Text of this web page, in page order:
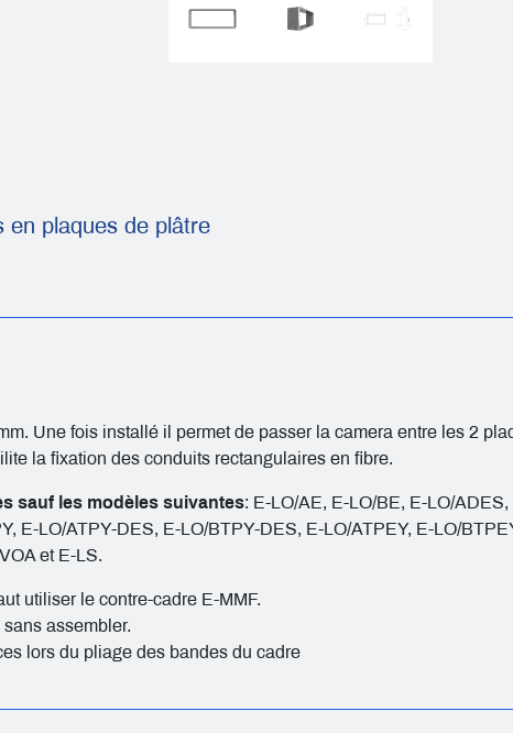
en plaques de plâtre
Une fois installé il permet de passer la camera entre les 2
la fixation des conduits rectangulaires en fibre.
sauf les modèles suivantes: E-LO/AE, E-LO/BE, E-LO/
E-LO/ATPY-DES, E-LO/BTPY-DES, E-LO/ATPEY, E-LO/
et E-LS.
utiliser le contre-cadre E-MMF.
assembler.
lors du pliage des bandes du cadre